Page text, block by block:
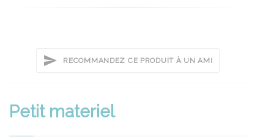
RECOMMANDEZ CE PRODUIT À UN AMI
Petit materiel